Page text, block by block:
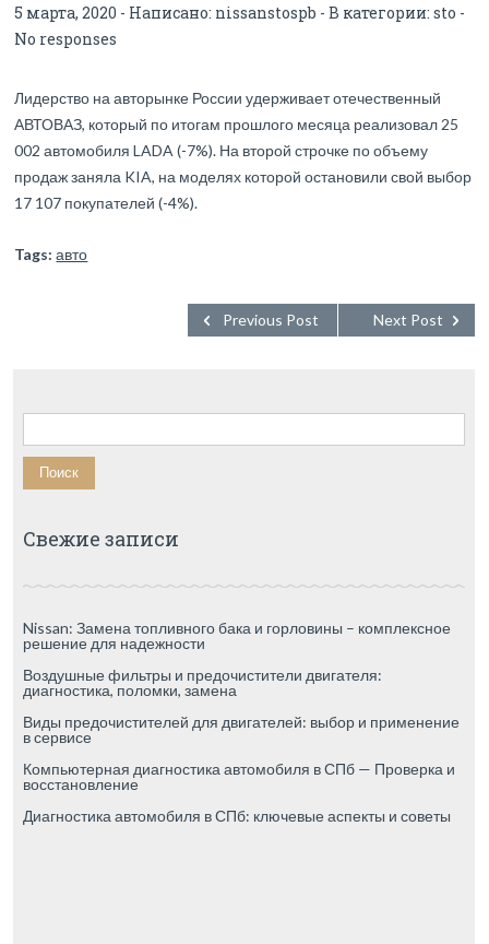
5 марта, 2020 - Написано: nissanstospb - В категории:sto -
No responses
Лидерство на авторынке России удерживает отечественный
АВТОВАЗ, который по итогам прошлого месяца реализовал 25
002 автомобиля LADA (-7%). На второй строчке по объему
продаж заняла KIA, на моделях которой остановили свой выбор
17 107 покупателей (-4%).
Tags: авто
Next Post
Previous Post
Найти:
Свежие записи
Nissan: Замена топливного бака и горловины – комплексное
решение для надежности
Воздушные фильтры и предочистители двигателя:
диагностика, поломки, замена
Виды предочистителей для двигателей: выбор и применение
в сервисе
Компьютерная диагностика автомобиля в СПб — Проверка и
восстановление
Диагностика автомобиля в СПб: ключевые аспекты и советы